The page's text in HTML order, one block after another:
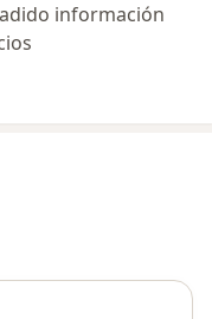
información